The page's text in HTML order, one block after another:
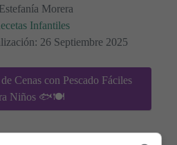
Estefanía Morera
Infantiles
26 Septiembre 2025
Cenas con Pescado Fáciles
Niños 🐟🍽️